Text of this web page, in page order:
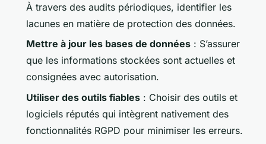
À travers des audits périodiques, identifier les
lacunes en matière de protection des données.
Mettre à jour les bases de données : S’assurer
que les informations stockées sont actuelles et
consignées avec autorisation.
Utiliser des outils fiables : Choisir des outils et
logiciels réputés qui intègrent nativement des
fonctionnalités RGPD pour minimiser les erreurs.